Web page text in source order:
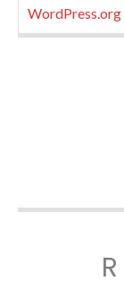
WordPress.org